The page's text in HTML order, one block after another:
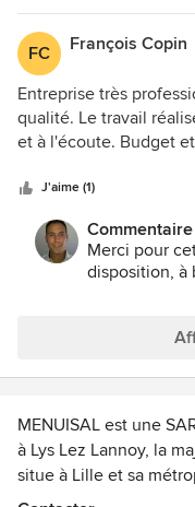
FC François Copin
Entreprise très
qualité. Le travail
et à l'écoute. Budget
J'aime (1)
Merci pour
disposition, à
MENUISAL est une
à Lys Lez Lannoy, la
situe à Lille et sa
également sur les